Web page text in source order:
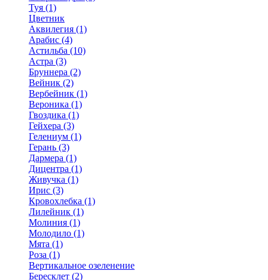
Туя (1)
Цветник
Аквилегия (1)
Арабис (4)
Астильба (10)
Астра (3)
Бруннера (2)
Вейник (2)
Вербейник (1)
Вероника (1)
Гвоздика (1)
Гейхера (3)
Гелениум (1)
Герань (3)
Дармера (1)
Дицентра (1)
Живучка (1)
Ирис (3)
Кровохлебка (1)
Лилейник (1)
Молиния (1)
Молодило (1)
Мята (1)
Роза (1)
Вертикальное озеленение
Бересклет (2)